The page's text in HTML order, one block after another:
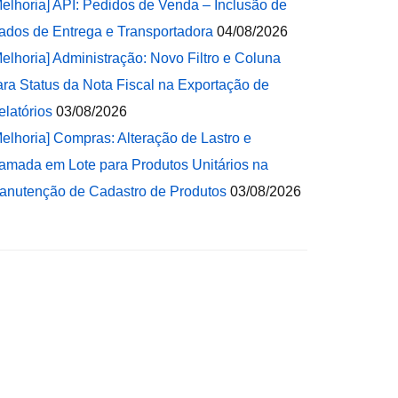
API: Pedidos de Venda – Inclusão de
de Entrega e Transportadora 04/08/2026
Administração: Novo Filtro e Coluna
Status da Nota Fiscal na Exportação de
03/08/2026
Compras: Alteração de Lastro e
em Lote para Produtos Unitários na
de Cadastro de Produtos 03/08/2026